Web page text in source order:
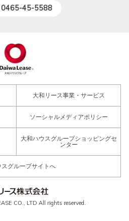
0465-45-5588
大和リース事業・サービス
ソーシャルメディアポリシー
大和ハウスグループショッピングセ
ンター
スグループサイトへ
CO., LTD All rights reserved.